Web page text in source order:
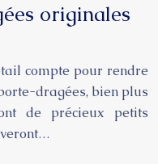
originales
compte pour rendre
dragées, bien plus
de précieux petits